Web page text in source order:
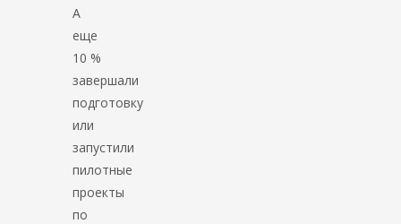
А
еще
10 %
завершали
подготовку
или
запустили
пилотные
проекты
по